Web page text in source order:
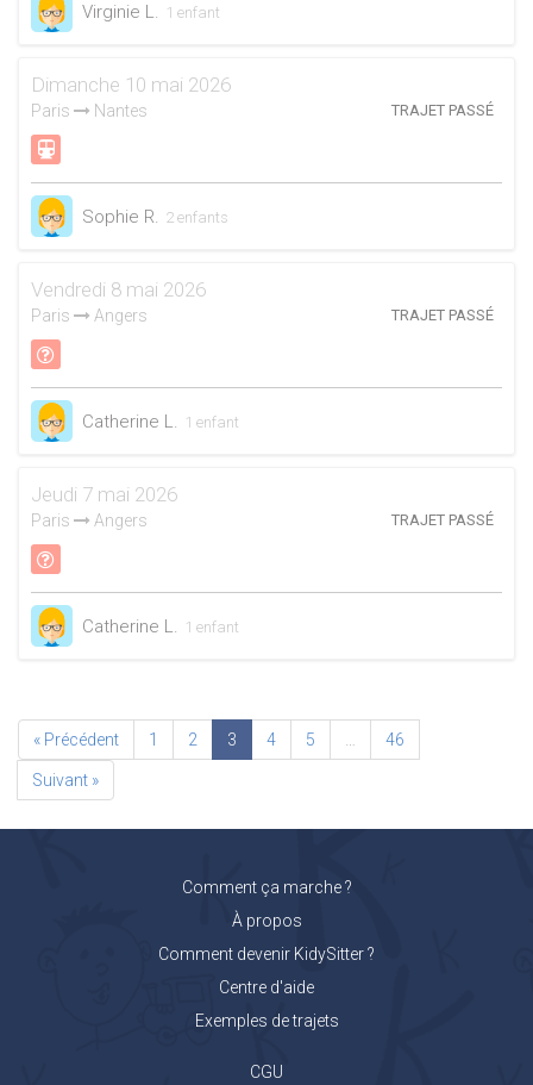
Virginie L. 1 enfant
Dimanche 10 mai 2026
Paris Nantes TRAJET PASSÉ
Sophie R. 2 enfants
Vendredi 8 mai 2026
Paris Angers TRAJET PASSÉ
Catherine L. 1 enfant
Jeudi 7 mai 2026
Paris Angers TRAJET PASSÉ
Catherine L. 1 enfant
« Précédent 1 2 3 4 5 46
Suivant »
Comment ça marche ?
À propos
Comment devenir KidySitter ?
Centre d'aide
Exemples de trajets
CGU